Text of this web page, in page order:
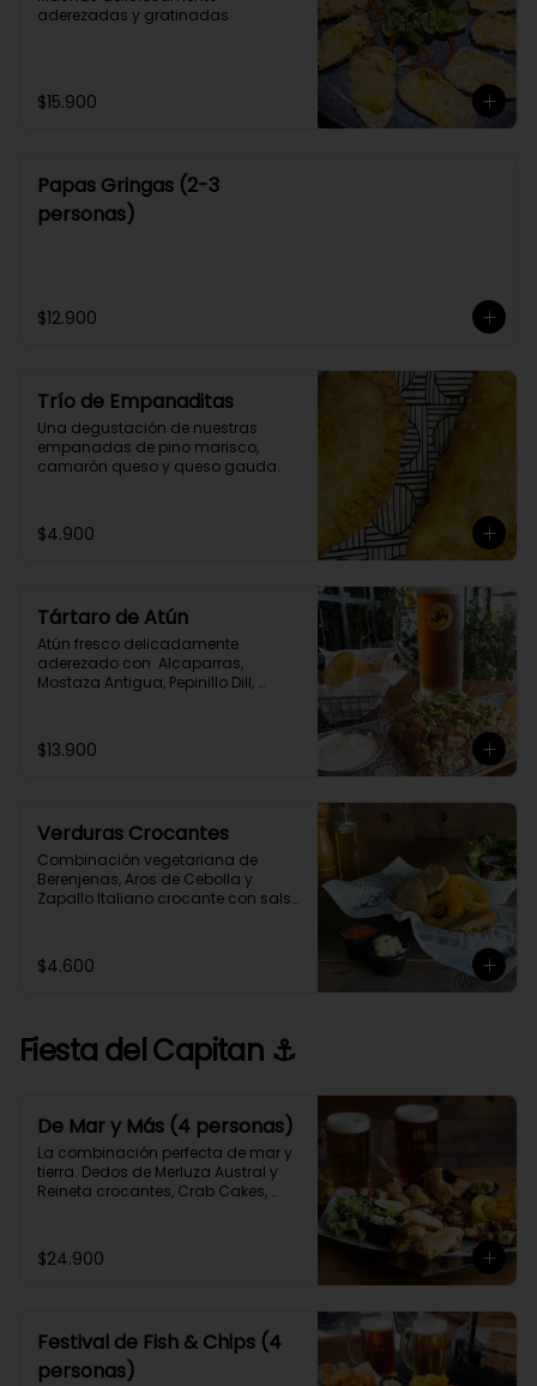
aderezadas y gratinadas
$15.900
Papas Gringas (2-3
personas)
$12.900
Trío de Empanaditas
Una degustación de nuestras
empanadas de pino marisco,
camarón queso y queso gauda.
$4.900
Tártaro de Atún
Atún fresco delicadamente
aderezado con  Alcaparras,
Mostaza Antigua, Pepinillo Dill,
Madre.
$13.900
Verduras Crocantes
Combinación vegetariana de
Berenjenas, Aros de Cebolla y
Zapallo Italiano crocante con salsa
$4.600
Fiesta del Capitan ⚓️
De Mar y Más (4 personas)
La combinación perfecta de mar y
tierra. Dedos de Merluza Austral y
Reineta crocantes, Crab Cakes,
y mix de verduras crocantes con 3
salsas caseras a elección.
$24.900
Festival de Fish & Chips (4
personas)